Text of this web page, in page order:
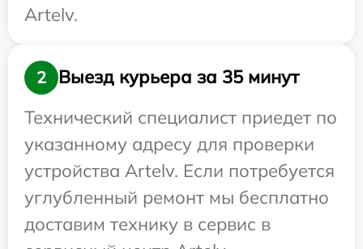
Artelv.
2
Выезд курьера за 35 минут
Технический специалист приедет по
указанному адресу для проверки
устройства Artelv. Если потребуется
углубленный ремонт мы бесплатно
доставим технику в сервис в